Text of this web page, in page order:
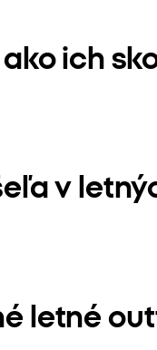
ich
v
letné